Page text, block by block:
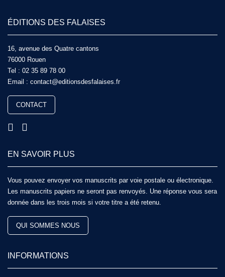
ÉDITIONS DES FALAISES
16, avenue des Quatre cantons
76000 Rouen
Tel : 02 35 89 78 00
Email : contact@editionsdesfalaises.fr
CONTACT
EN SAVOIR PLUS
Vous pouvez envoyer vos manuscrits par voie postale ou électronique.
Les manuscrits papiers ne seront pas renvoyés. Une réponse vous sera
donnée dans les trois mois si votre titre a été retenu.
QUI SOMMES NOUS
INFORMATIONS